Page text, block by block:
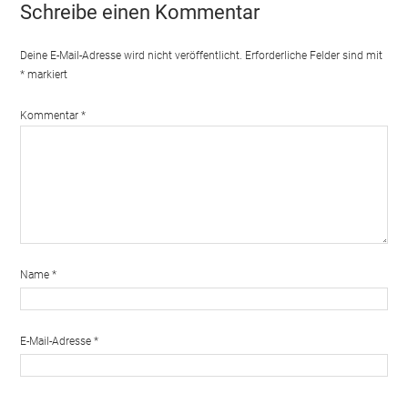
Schreibe einen Kommentar
Deine E-Mail-Adresse wird nicht veröffentlicht. Erforderliche Felder sind mit
*markiert
Kommentar *
Name *
E-Mail-Adresse *